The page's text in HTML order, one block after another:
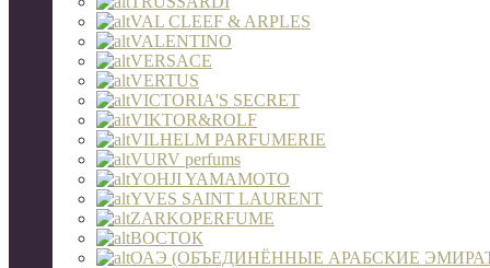
VAL CLEEF & ARPLES
VALENTINO
VERSACE
VERTUS
VICTORIA'S SECRET
VIKTOR&ROLF
VILHELM PARFUMERIE
VURV perfums
YOHJI YAMAMOTO
YVES SAINT LAURENT
ZARKOPERFUME
ВОСТОК
ОАЭ (ОБЪЕДИНЁННЫЕ АРАБСКИЕ